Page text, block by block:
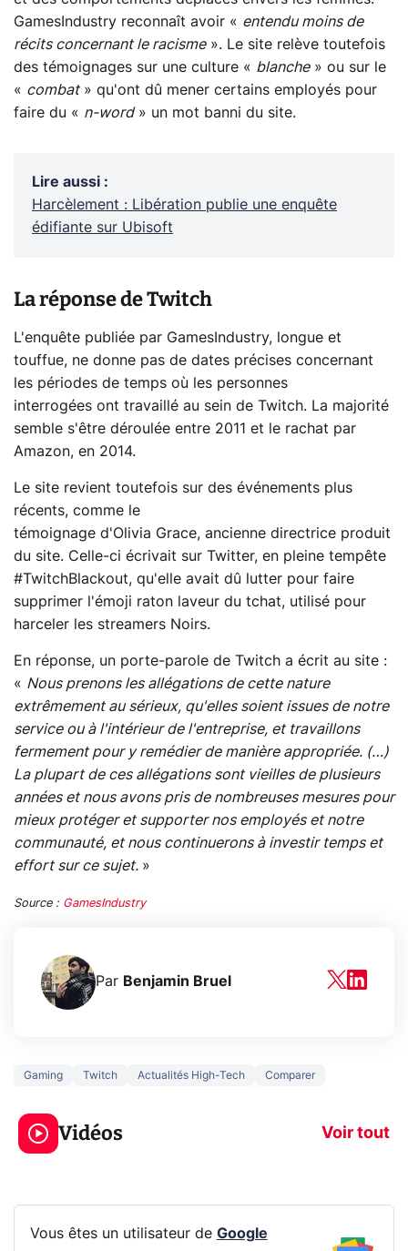
GamesIndustry reconnaît avoir « entendu moins de
récits concernant le racisme». Le site relève toutefois
des témoignages sur une culture « blanche» ou sur le
« combat» qu'ont dû mener certains employés pour
faire du « n-word» un mot banni du site.
Lire aussi :
Harcèlement : Libération publie une enquête
édifiante sur Ubisoft
La réponse de Twitch
L'enquête publiée par GamesIndustry, longue et
touffue, ne donne pas de dates précises concernant
les périodes de temps où les personnes
interrogées ont travaillé au sein de Twitch. La majorité
semble s'être déroulée entre 2011 et le rachat par
Amazon, en 2014.
Le site revient toutefois sur des événements plus
récents, comme le
témoignage d'Olivia Grace, ancienne directrice produit
du site. Celle-ci écrivait sur Twitter, en pleine tempête
#TwitchBlackout, qu'elle avait dû lutter pour faire
supprimer l'émoji raton laveur du tchat, utilisé pour
harceler les streamers Noirs.
En réponse, un porte-parole de Twitch a écrit au site :
« Nous prenons les allégations de cette nature
extrêmement au sérieux, qu'elles soient issues de notre
service ou à l'intérieur de l'entreprise, et travaillons
fermement pour y remédier de manière appropriée. (…)
La plupart de ces allégations sont vieilles de plusieurs
années et nous avons pris de nombreuses mesures pour
mieux protéger et supporter nos employés et notre
communauté, et nous continuerons à investir temps et
effort sur ce sujet. »
Source : GamesIndustry
Par Benjamin Bruel
Gaming Twitch Actualités High-Tech Comparer
Vidéos Voir tout
3 écrans en 1 pour
319€ ? Voici L'AOC
CQ32G4ZA !
5
prochaine
Vous êtes un utilisateur de Google